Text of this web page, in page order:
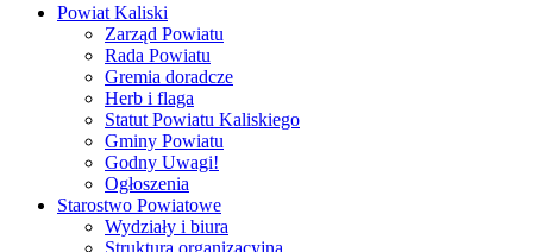
Powiat Kaliski
Zarząd Powiatu
Rada Powiatu
Gremia doradcze
Herb i flaga
Statut Powiatu Kaliskiego
Gminy Powiatu
Godny Uwagi!
Ogłoszenia
Starostwo Powiatowe
Wydziały i biura
Struktura organizacyjna